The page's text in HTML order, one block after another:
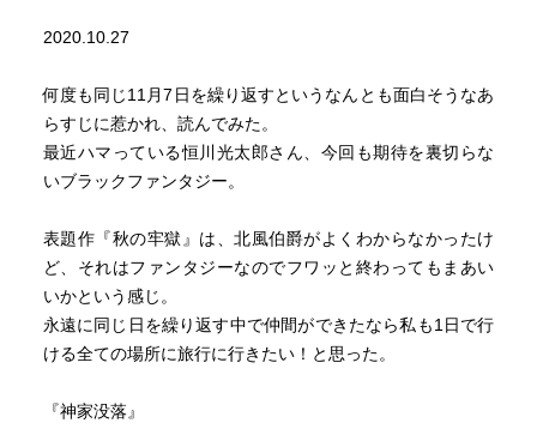
2020.10.27
何度も同じ11月7日を繰り返すというなんとも面白そうなあ
らすじに惹かれ、読んでみた。
最近ハマっている恒川光太郎さん、今回も期待を裏切らな
いブラックファンタジー。
表題作『秋の牢獄』は、北風伯爵がよくわからなかったけ
ど、それはファンタジーなのでフワッと終わってもまあい
いかという感じ。
永遠に同じ日を繰り返す中で仲間ができたなら私も1日で行
ける全ての場所に旅行に行きたい！と思った。
『神家没落』